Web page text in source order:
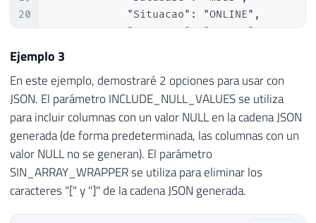
20
21
22
23
24
25
26
27
28
29
32
            "Situacao": "ONLINE",
            "Recovery": "SIMPLE"
        {
            "Database": "CLR",
            "Situacao": "ONLINE",
            "Recovery": "SIMPLE"
        },
        {
            "Database": "dirceuresende",
            "Situacao": "ONLINE",
            "Recovery": "SIMPLE"
        }
Ejemplo 3
En este ejemplo, demostraré 2 opciones para usar con
JSON. El parámetro INCLUDE_NULL_VALUES se utiliza
para incluir columnas con un valor NULL en la cadena JSON
generada (de forma predeterminada, las columnas con un
valor NULL no se generan). El parámetro
SIN_ARRAY_WRAPPER se utiliza para eliminar los
caracteres "[" y "]" de la cadena JSON generada.